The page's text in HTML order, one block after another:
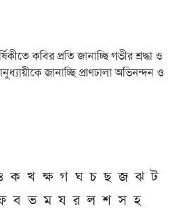
কবির প্রতি জানাচ্ছি গভীর শ্রদ্ধা ও
জানাচ্ছি প্রাণঢালা অভিনন্দন ও
ক খ ক্ষ গ ঘ চ ছ জ ঝ ট
ব ভ ম য র ল শ স হ